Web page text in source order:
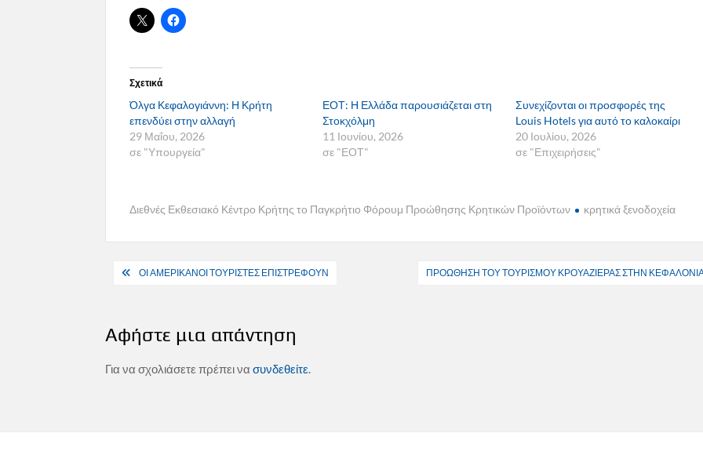
Σχετικά
Όλγα Κεφαλογιάννη: Η Κρήτη
επενδύει στην αλλαγή
29 Μαΐου, 2026
σε "Υπουργεία"
ΕΟΤ: Η Ελλάδα παρουσιάζεται στη
Στοκχόλμη
11 Ιουνίου, 2026
σε "ΕΟΤ"
Συνεχίζονται οι προσφορές της
Louis Hotels για αυτό το καλοκαίρι
20 Ιουλίου, 2026
σε "Επιχειρήσεις"
Διεθνές Εκθεσιακό Κέντρο Κρήτης το Παγκρήτιο Φόρουμ Προώθησης Κρητικών Προϊόντων κρητικά ξενοδοχεία
Πλοήγηση
ΟΙ ΑΜΕΡΙΚΑΝΟΙ ΤΟΥΡΙΣΤΕΣ ΕΠΙΣΤΡΕΦΟΥΝ ΠΡΟΩΘΗΣΗ ΤΟΥ ΤΟΥΡΙΣΜΟΥ ΚΡΟΥΑΖΙΕΡΑΣ ΣΤΗΝ
Αφήστε μια απάντηση
Για να σχολιάσετε πρέπει νασυνδεθείτε.